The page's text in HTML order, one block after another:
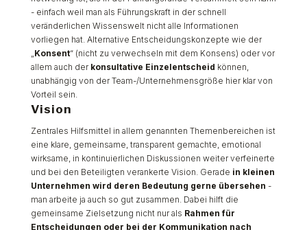
- einfach weil man als Führungskraft in der schnell
veränderlichen Wissenswelt nicht alle Informationen
vorliegen hat. Alternative Entscheidungskonzepte wie der
„Konsent“ (nicht zu verwechseln mit dem Konsens) oder vor
allem auch derkonsultative Einzelentscheid können,
unabhängig von der Team-/Unternehmensgröße hier klar von
Vorteil sein.
Vision
Zentrales Hilfsmittel in allem genannten Themenbereichen ist
eine klare, gemeinsame, transparent gemachte, emotional
wirksame, in kontinuierlichen Diskussionen weiter verfeinerte
und bei den Beteiligten verankerte Vision. Gerade in kleinen
Unternehmen wird deren Bedeutung gerne übersehen -
man arbeite ja auch so gut zusammen. Dabei hilft die
gemeinsame Zielsetzung nicht nur als Rahmen für
Entscheidungen oder bei der Kommunikation nach